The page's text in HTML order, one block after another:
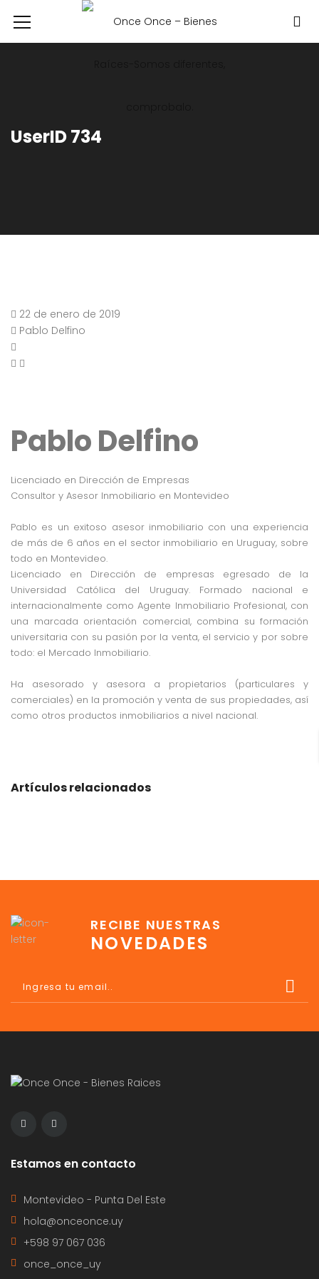
UserID 734
22 de enero de 2019
Pablo Delfino
Pablo Delfino
Licenciado en Dirección de Empresas
Consultor y Asesor Inmobiliario en Montevideo
Pablo es un exitoso asesor inmobiliario con una experiencia
de más de 6 años en el sector inmobiliario en Uruguay, sobre
todo en Montevideo.
Licenciado en Dirección de empresas egresado de la
Universidad Católica del Uruguay. Formado nacional e
internacionalmente como Agente Inmobiliario Profesional, con
una marcada orientación comercial, combina su formación
universitaria con su pasión por la venta, el servicio y por sobre
todo: el Mercado Inmobiliario.
Ha asesorado y asesora a propietarios (particulares y
comerciales) en la promoción y venta de sus propiedades, así
como otros productos inmobiliarios a nivel nacional.
Artículos relacionados
RECIBE NUESTRAS
NOVEDADES
Estamos en contacto
Montevideo - Punta Del Este
hola@onceonce.uy
+598 97 067 036
once_once_uy